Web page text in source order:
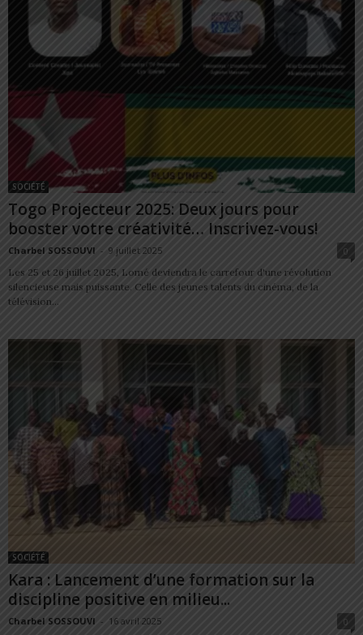
SOCIÉTÉ
Togo Projecteur 2025: Deux jours pour
booster votre créativité… Inscrivez-vous!
Charbel SOSSOUVI - 9 juillet 2025
0
Les 25 et 26 juillet 2025, Lomé deviendra le carrefour d'une révolution
silencieuse mais puissante. Celle des jeunes talents du cinéma, de la
télévision...
SOCIÉTÉ
Kara : Lancement d’une formation sur la
discipline positive en milieu...
Charbel SOSSOUVI - 16 avril 2025
0